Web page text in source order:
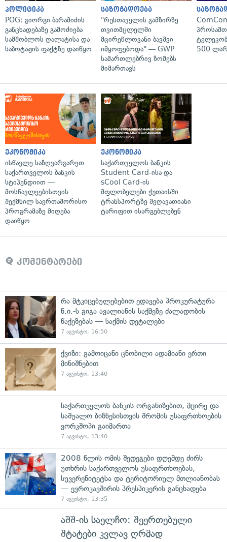
პოლიტიკა
POG: გიორგი ბარამიძის
განცხადებაზე გამოძიება
სამშობლოს ღალატისა და
საბოტაჟის ფაქტზე დაიწყო
საზოგადოება
"რუსთაველის გამზირზე
თვითმცლელში
მცირეწლოვანი ბავშვი
იმყოფებოდა" — GWP
სამართლებრივ ზომებს
მიმართავს
500
ეკონომიკა
ისწავლე საზღვარგარეთ
საქართველოს ბანკის
სტიპენდიით —
მოსწავლეებისთვის
შექმნილ საერთაშორისო
პროგრამაზე მიღება
დაიწყო
ეკონომიკა
საქართველოს ბანკის
Student Card-ისა და
sCool Card-ის
მფლობელები ქუთაისში
ტრანსპორტზე შეღავათიანი
ტარიფით ისარგებლებენ
კომენტარები
რა მტკიცებულებებით ედავება პროკურატურა
ნ.ი.-ს გიგა ავალიანის საქმეზე ძალადობის
წაქეზებას — საქმის დეტალები
7 აგვისტო, 16:50
ქვიზი: გამოიცანი ცნობილი ადამიანი ერთი
მინიშნებით
7 აგვისტო, 13:40
საქართველოს ბანკის ორგანიზებით, მცირე და
საშუალო ბიზნესისთვის შრომის უსაფრთხოების
ვორკშოპი გაიმართა
7 აგვისტო, 13:40
2008 წლის ომის შედეგები დღემდე ძირს
უთხრის საქართველოს უსაფრთხოებას,
სუვერენიტეტსა და ტერიტორიულ მთლიანობას
— ევროკავშირის პრესპიკერის განცხადება
7 აგვისტო, 13:35
აშშ-ის საელჩო: შეერთებული
შტატები კვლავ ღრმად